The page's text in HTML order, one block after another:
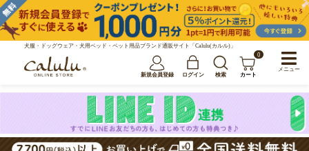
犬服・ドッグウェア・犬用ベッド・ペット用品ブランド通販サイト「Calulu(カルル)」
新規会員登録 ログイン 検索
0
カート
メニュー